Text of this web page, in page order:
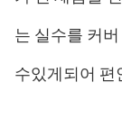
는 실수를 커
수있게되어 편